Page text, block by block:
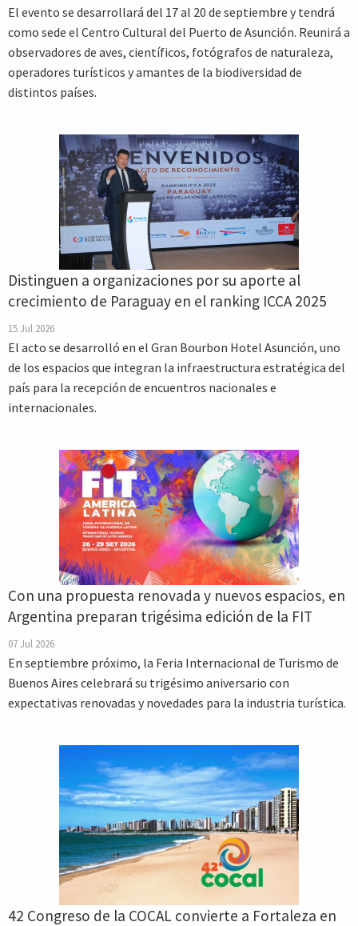
El evento se desarrollará del 17 al 20 de septiembre y tendrá
como sede el Centro Cultural del Puerto de Asunción. Reunirá a
observadores de aves, científicos, fotógrafos de naturaleza,
operadores turísticos y amantes de la biodiversidad de
distintos países.
Distinguen a organizaciones por su aporte al
crecimiento de Paraguay en el ranking ICCA 2025
15 Jul 2026
El acto se desarrolló en el Gran Bourbon Hotel Asunción, uno
de los espacios que integran la infraestructura estratégica del
país para la recepción de encuentros nacionales e
internacionales.
Con una propuesta renovada y nuevos espacios, en
Argentina preparan trigésima edición de la FIT
07 Jul 2026
En septiembre próximo, la Feria Internacional de Turismo de
Buenos Aires celebrará su trigésimo aniversario con
expectativas renovadas y novedades para la industria turística.
42 Congreso de la COCAL convierte a Fortaleza en